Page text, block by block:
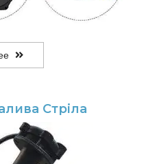
Стріла